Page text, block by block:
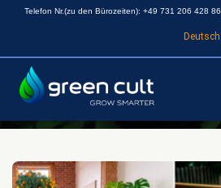
Telefon Nr.(zu den Bürozeiten): +49 731 206 428 86
Deutsch